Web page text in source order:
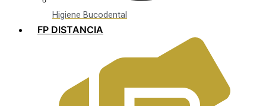
Higiene Bucodental
FP DISTANCIA